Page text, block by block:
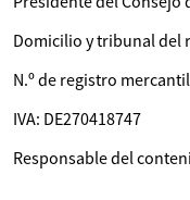
Domicilio y tribunal del
N.º de registro
IVA: DE270418747
Responsable del